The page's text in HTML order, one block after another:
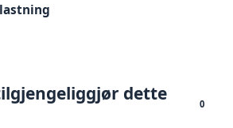
dette
0